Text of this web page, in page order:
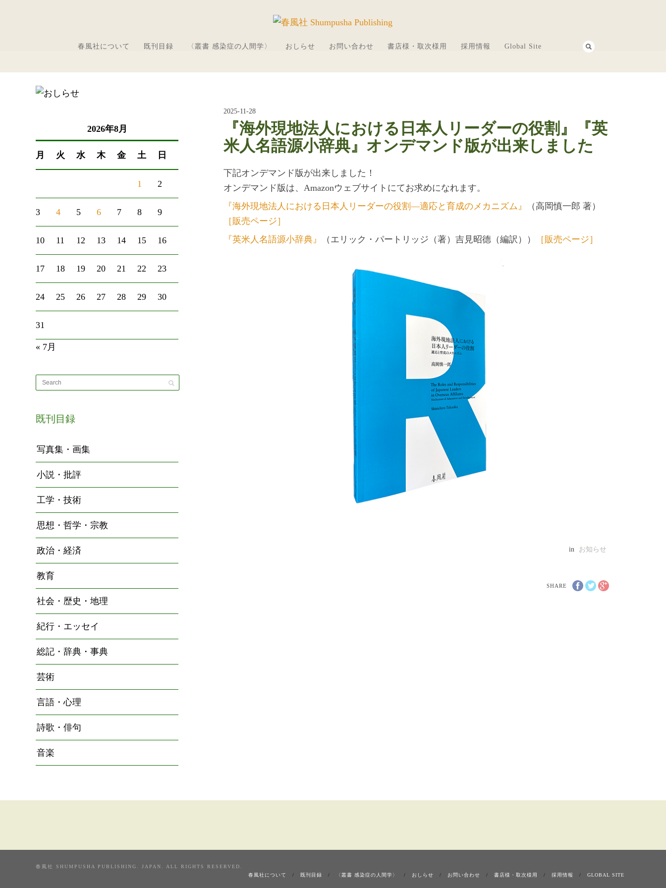
春風社について 既刊目録 〈叢書 感染症の人間学〉 おしらせ お問い合わせ 書店様・取次様用 採用情報 Global Site
2025-11-28
『海外現地法人における日本人リーダーの役割』『英
米人名語源小辞典』オンデマンド版が出来しました
下記オンデマンド版が出来しました！
オンデマンド版は、Amazonウェブサイトにてお求めになれます。
『海外現地法人における日本人リーダーの役割―適応と育成のメカニズム』
（高岡慎一郎 著）
［販売ページ］
『英米人名語源小辞典』
（エリック・パートリッジ（著）吉見昭德（編訳）） ［販売ページ］
in お知らせ
SHARE
2026年8月
月 火 水 木 金 土 日
1 2
3 4 5 6 7 8 9
10 11 12 13 14 15 16
17 18 19 20 21 22 23
24 25 26 27 28 29 30
31
« 7月
既刊目録
写真集・画集
小説・批評
工学・技術
思想・哲学・宗教
政治・経済
教育
社会・歴史・地理
紀行・エッセイ
総記・辞典・事典
芸術
言語・心理
詩歌・俳句
音楽
春風社 SHUMPUSHA PUBLISHING. JAPAN. ALL RIGHTS RESERVED.
春風社について
既刊目録 〈叢書 感染症の人間学〉 おしらせ お問い合わせ 書店様・取次様用 採用情報 GLOBAL SITE